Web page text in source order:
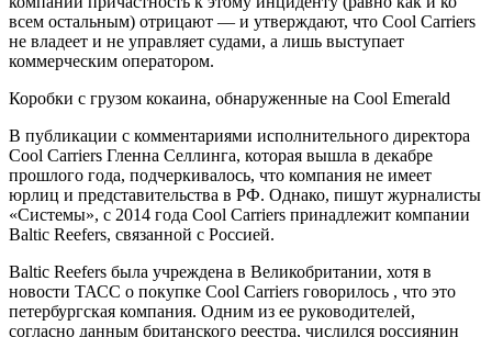
всем остальным) отрицают — и утверждают, что Cool Carriers
не владеет и не управляет судами, а лишь выступает
коммерческим оператором.
Коробки с грузом кокаина, обнаруженные на Cool Emerald
В публикации с комментариями исполнительного директора
Cool Carriers Гленна Селлинга, которая вышла в декабре
прошлого года, подчеркивалось, что компания не имеет
юрлиц и представительства в РФ. Однако, пишут журналисты
«Системы», с 2014 года Cool Carriers принадлежит компании
Baltic Reefers, связанной с Россией.
Baltic Reefers была учреждена в Великобритании, хотя в
новости ТАСС о покупке Cool Carriers говорилось , что это
петербургская компания. Одним из ее руководителей,
согласно данным британского реестра, числился россиянин